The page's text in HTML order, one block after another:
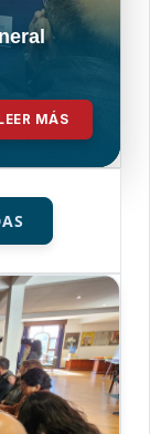
LEER MÁS